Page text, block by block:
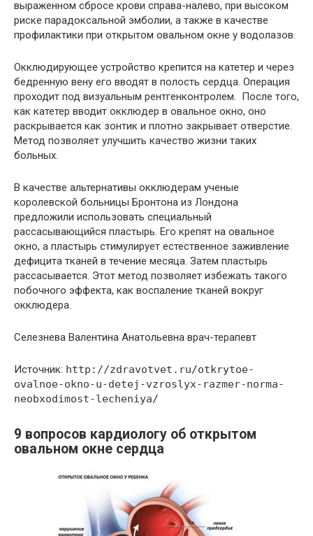
выраженном сбросе крови справа-налево, при высоком
риске парадоксальной эмболии, а также в качестве
профилактики при открытом овальном окне у водолазов.
Окклюдирующее устройство крепится на катетер и через
бедренную вену его вводят в полость сердца. Операция
проходит под визуальным рентгенконтролем. После того,
как катетер вводит окклюдер в овальное окно, оно
раскрывается как зонтик и плотно закрывает отверстие.
Метод позволяет улучшить качество жизни таких
больных.
В качестве альтернативы окклюдерам ученые
королевской больницы Бронтона из Лондона
предложили использовать специальный
рассасывающийся пластырь. Его крепят на овальное
окно, а пластырь стимулирует естественное заживление
дефицита тканей в течение месяца. Затем пластырь
рассасывается. Этот метод позволяет избежать такого
побочного эффекта, как воспаление тканей вокруг
окклюдера.
Селезнева Валентина Анатольевна врач-терапевт
Источник: http://zdravotvet.ru/otkrytoe-
ovalnoe-okno-u-detej-vzroslyx-razmer-norma-
neobxodimost-lecheniya/
9 вопросов кардиологу об открытом
овальном окне сердца